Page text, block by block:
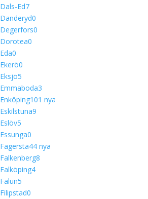
Dals-Ed7
Danderyd0
Degerfors0
Dorotea0
Eda0
Ekerö0
Eksjö5
Emmaboda3
Enköping101 nya
Eskilstuna9
Eslöv5
Essunga0
Fagersta44 nya
Falkenberg8
Falköping4
Falun5
Filipstad0